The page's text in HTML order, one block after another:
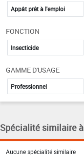
Appât prêt à l'emploi
FONCTION
Insecticide
GAMME D'USAGE
Professionnel
Spécialité similaire à
Aucune spécialité similaire